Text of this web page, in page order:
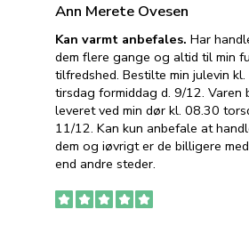
Ann Merete Ovesen
Kan varmt anbefales. Har
dem flere gange og altid til min
tilfredshed. Bestilte min julevin
tirsdag formiddag d. 9/12. Varen
leveret ved min dør kl. 08.30
11/12. Kan kun anbefale at
dem og iøvrigt er de billigere
end andre steder.